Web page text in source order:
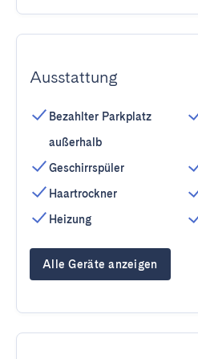
Ausstattung
Bezahlter Parkplatz
außerhalb
Geschirrspüler
Haartrockner
Heizung
Alle Geräte anzeigen